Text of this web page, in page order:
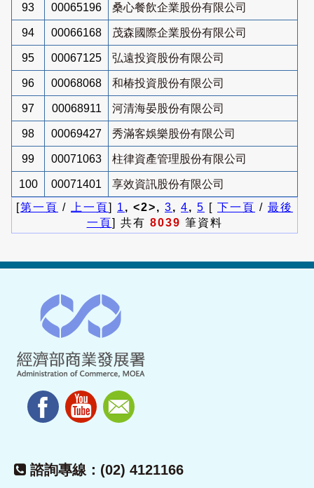
93 00065196 桑心餐飲企業股份有限公司
94 00066168 茂森國際企業股份有限公司
95 00067125 弘遠投資股份有限公司
96 00068068 和椿投資股份有限公司
97 00068911 河清海晏股份有限公司
98 00069427 秀滿客娛樂股份有限公司
99 00071063 柱律資產管理股份有限公司
100 00071401
享效資訊股份有限公司
[第一頁 / 上一頁] 1 , <2>, 3, 4, 5 [ 下一頁 / 最後
一頁] 共有 8039 筆資料
諮詢專線：(02) 4121166